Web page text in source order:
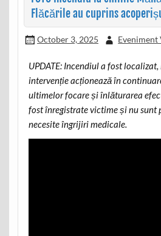
Flăcările au cuprins
October 3, 2025 Eveniment
UPDATE: Incendiul a fost
intervenție acționează în
ultimelor focare și înlăturarea
fost înregistrate victime și nu sunt
necesite îngrijiri medicale.